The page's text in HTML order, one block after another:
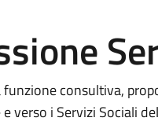
consultiva,
verso i Servizi Sociali